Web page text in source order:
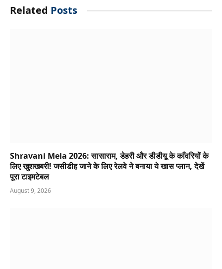
Related Posts
Shravani Mela 2026: सासाराम, डेहरी और डीडीयू के काँवरियों के
लिए खुशखबरी! जसीडीह जाने के लिए रेलवे ने बनाया ये खास प्लान, देखें
पूरा टाइमटेबल
August 9, 2026